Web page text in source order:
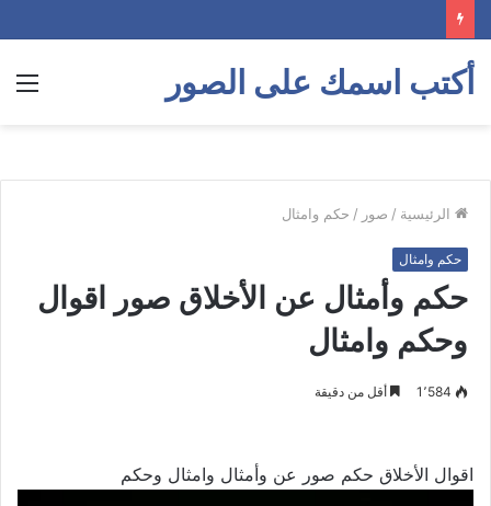
أكتب اسمك على الصور
الرئيسية / صور / حكم وامثال
حكم وامثال
حكم وأمثال عن الأخلاق صور اقوال
وحكم وامثال
1٬584 أقل من دقيقة
اقوال الأخلاق حكم صور عن وأمثال وامثال وحكم